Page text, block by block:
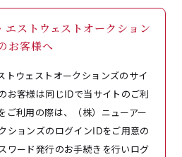
エストウェストオークション
お客様へ
トウェストオークションズのサイ
お客様は同じIDで当サイトのご利
ご利用の際は、（株）ニューアー
ションズのログインIDをご用意の
ワード発行のお手続きを行いログ